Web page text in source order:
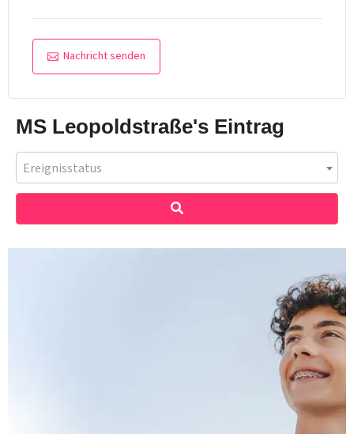
Nachricht senden
MS Leopoldstraße's Eintrag
Ereignisstatus